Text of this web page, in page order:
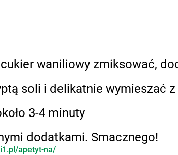
waniliowy zmiksować,
soli i delikatnie wymieszać
3-4 minuty
dodatkami. Smacznego!
apetyt-na/